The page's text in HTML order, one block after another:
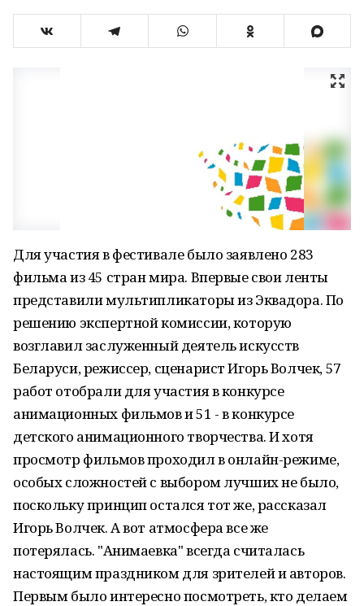
Для участия в фестивале было заявлено 283
фильма из 45 стран мира. Впервые свои ленты
представили мультипликаторы из Эквадора. По
решению экспертной комиссии, которую
возглавил заслуженный деятель искусств
Беларуси, режиссер, сценарист Игорь Волчек, 57
работ отобрали для участия в конкурсе
анимационных фильмов и 51 - в конкурсе
детского анимационного творчества. И хотя
просмотр фильмов проходил в онлайн-режиме,
особых сложностей с выбором лучших не было,
поскольку принцип остался тот же, рассказал
Игорь Волчек. А вот атмосфера все же
потерялась. "Анимаевка" всегда считалась
настоящим праздником для зрителей и авторов.
Первым было интересно посмотреть, кто делаем